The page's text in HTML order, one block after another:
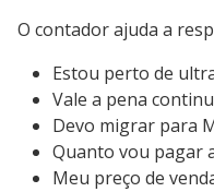
O contador ajuda a
Estou perto de
Vale a pena
Devo migrar para
Quanto vou pagar
Meu preço de